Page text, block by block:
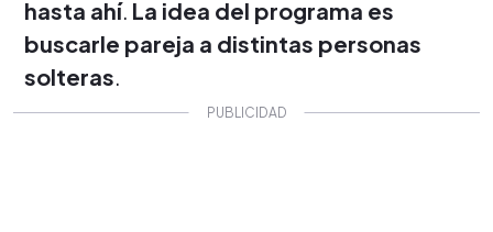
hasta ahí. La idea del programa es
buscarle pareja a distintas personas
solteras.